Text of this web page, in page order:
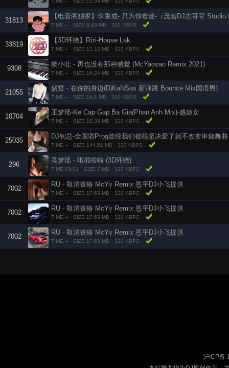
31813
【电音阁独家】李秉成- 只为你着迷-（茂名DJ志哥哥 Studio
TIME -- SIZE 9.83 MB 320 KBPS
33819
【3D环绕】Rời-House Lak
TIME -- SIZE 12.12 MB 320 KBPS
9308
杨小壮 - 再也没有那种感觉 (McYaoyao Remix 2021)
TIME -- SIZE 16.24 MB 320 KBPS
21055
盛哲 - 在你的身边(DjKaNSas 新弹跳 Bounce Mix国语男)
TIME -- SIZE 19.1 MB 320 KBPS
10704
王梦瑶-Ke Cap Gap Ba Gia(Phan Anh Mix)-越鼓女
TIME -- SIZE 10.38 MB 320 KBPS
25035
DJ钊总-全国语Prog曾经我们都很坚决爱了就不改变串烧舞曲
TIME -- SIZE 144.51 MB 320 KBPS
296
高梦瑶 - 哦啦啦啦 (3D环绕)
TIME 03:01 SIZE 7 MB 320 KBPS
7002
RU - 取消资格 McYy Remix 恩平DJ小飞提供
TIME -- SIZE 17.63 MB 320 KBPS
7002
RU - 取消资格 McYy Remix 恩平DJ小飞提供
TIME -- SIZE 17.63 MB 320 KBPS
7002
RU - 取消资格 McYy Remix 恩平DJ小飞提供
TIME -- SIZE 17.63 MB 320 KBPS
沪ICP备